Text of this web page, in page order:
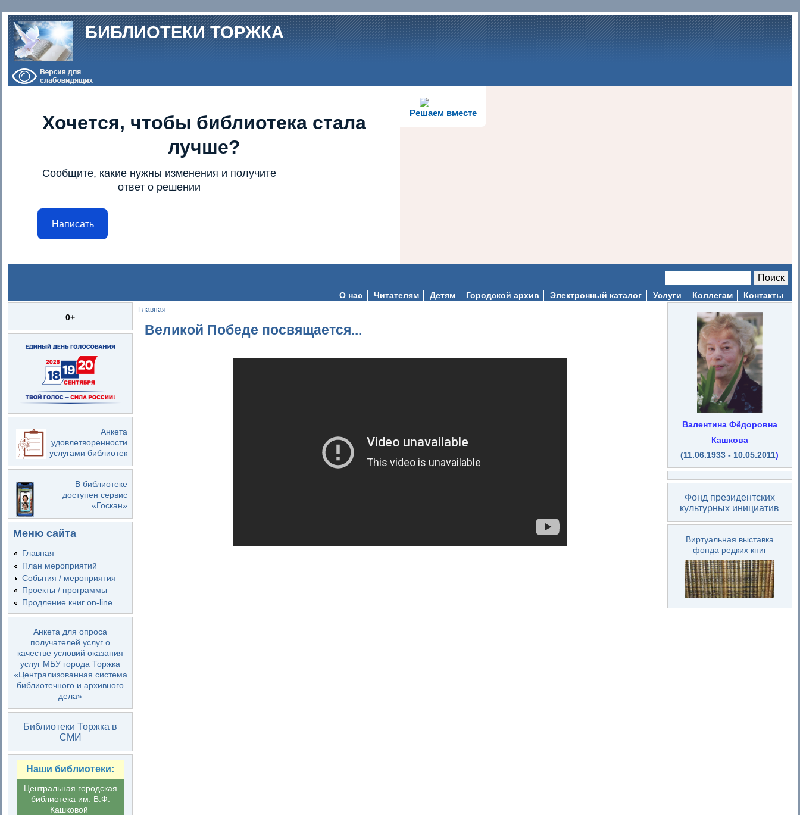
Перейти к основному содержанию
БИБЛИОТЕКИ ТОРЖКА
Решаем вместе
Хочется, чтобы библиотека стала
лучше?
Сообщите, какие нужны изменения и получите
ответ о решении
Написать
Форма поиска
О нас Читателям Детям Городской архив Электронный каталог Услуги Коллегам Контакты
0+
Анкета
удовлетворенности
услугами библиотек
В библиотеке
доступен сервис
«Госкан»
Меню сайта
Главная
План мероприятий
События / мероприятия
Проекты / программы
Продление книг on-line
Анкета для опроса
получателей услуг о
качестве условий оказания
услуг МБУ города Торжка
«Централизованная система
библиотечного и архивного
дела»
Библиотеки Торжка в
СМИ
Наши библиотеки:
Центральная городская
библиотека им. В.Ф.
Кашковой
Главная
Великой Победе посвящается...
Валентина Фёдоровна
Кашкова
(11.06.1933 - 10.05.2011)
Фонд президентских
культурных инициатив
Виртуальная выставка
фонда редких книг